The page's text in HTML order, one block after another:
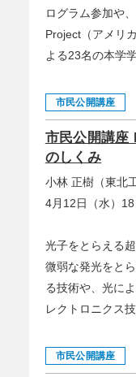
ログラム参加や
Project（アメリ
よる23名の本学
市民公開講座
市民公開講
のしくみ
小林 正樹（東北
4月12日（水）
光子をとらえる
微弱な発光をと
る技術や、光に
レクトロニクス
市民公開講座